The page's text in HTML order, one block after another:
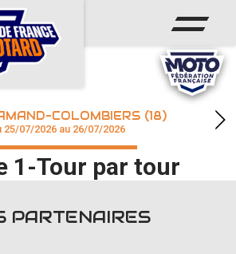
COLOMBIERS (18)
25/07/2026 au 26/07/2026
1-Tour par tour
PARTENAIRES